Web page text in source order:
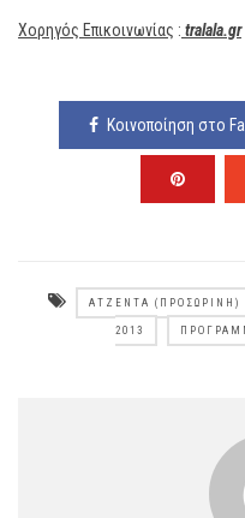
Χορηγός Επικοινωνίας : tralala.gr
Κοινοποίηση στο
ΑΤΖΈΝΤΑ (ΠΡΟΣΩΡΙΝΉ)
2013